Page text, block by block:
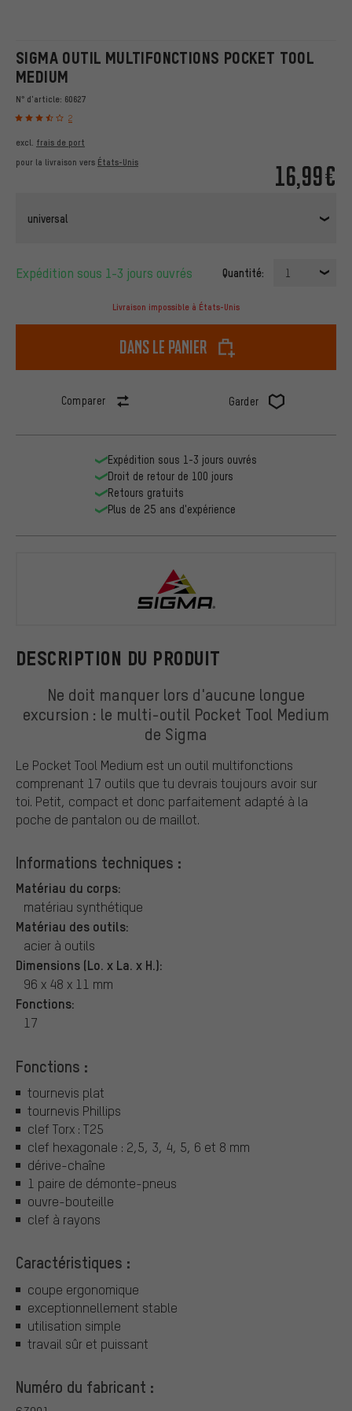
SIGMA OUTIL MULTIFONCTIONS POCKET TOOL
MEDIUM
N° d'article: 60627
2
16,99€
excl. frais de port
pour la livraison vers États-Unis
universal
Expédition sous 1-3 jours ouvrés Quantité: 1
Livraison impossible à États-Unis
dans le panier
Comparer Garder
DESCRIPTION DU PRODUIT
Ne doit manquer lors d'aucune longue
excursion : le multi-outil Pocket Tool Medium
de Sigma
Le Pocket Tool Medium est un outil multifonctions
comprenant 17 outils que tu devrais toujours avoir sur
toi. Petit, compact et donc parfaitement adapté à la
poche de pantalon ou de maillot.
Informations techniques :
Matériau du corps:
matériau synthétique
Matériau des outils:
acier à outils
Dimensions (Lo. x La. x H.):
96 x 48 x 11 mm
Fonctions:
17
Fonctions :
tournevis plat
tournevis Phillips
clef Torx : T25
clef hexagonale : 2,5, 3, 4, 5, 6 et 8 mm
dérive-chaîne
1 paire de démonte-pneus
ouvre-bouteille
clef à rayons
Caractéristiques :
coupe ergonomique
exceptionnellement stable
utilisation simple
travail sûr et puissant
Numéro du fabricant :
Expédition sous 1-3 jours ouvrés
Droit de retour de 100 jours
Retours gratuits
Plus de 25 ans d'expérience